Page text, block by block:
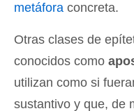
metáfora concreta.
Otras clases de
conocidos como
utilizan como si
sustantivo y que, de